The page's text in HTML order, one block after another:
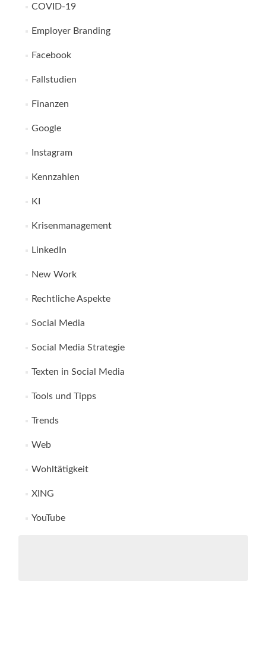
COVID-19
Employer Branding
Facebook
Fallstudien
Finanzen
Google
Instagram
Kennzahlen
KI
Krisenmanagement
LinkedIn
New Work
Rechtliche Aspekte
Social Media
Social Media Strategie
Texten in Social Media
Tools und Tipps
Trends
Web
Wohltätigkeit
XING
YouTube